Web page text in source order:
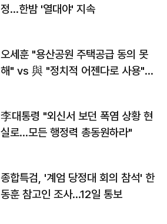
정…한밤 '열대야' 지속
오세훈 "용산공원 주택공급 동의 못
해" vs 與 "정치적 어젠다로 사용"
李대통령 "외신서 보던 폭염 상황 현
실로…모든 행정력 총동원하라"
종합특검, '계엄 당정대 회의 참석' 한
동훈 참고인 조사...12일 통보